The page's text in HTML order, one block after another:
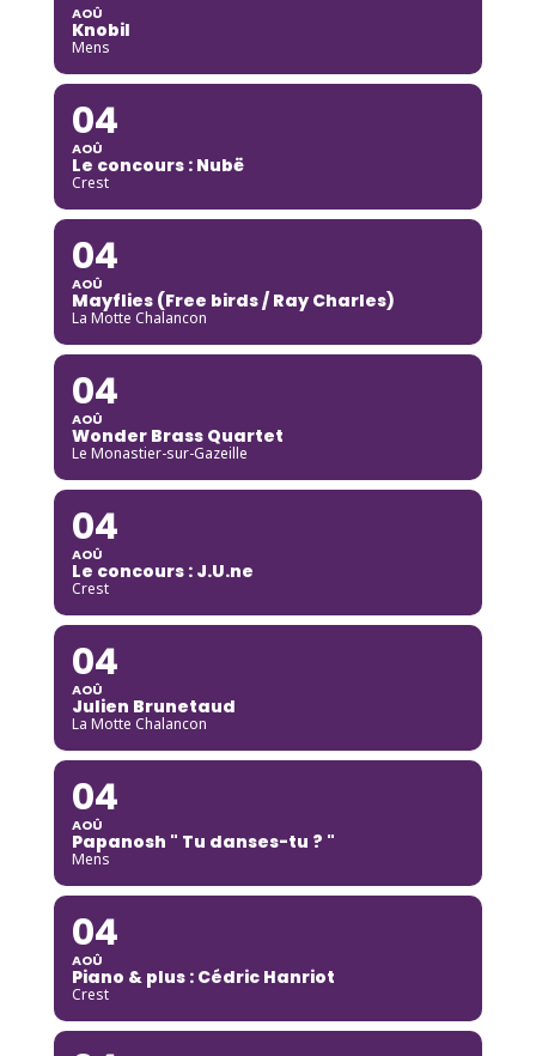
AOÛ
Knobil
Mens
04
AOÛ
Le concours : Nubë
Crest
04
AOÛ
Mayflies (Free birds / Ray Charles)
La Motte Chalancon
04
AOÛ
Wonder Brass Quartet
Le Monastier-sur-Gazeille
04
AOÛ
Le concours : J.U.ne
Crest
04
AOÛ
Julien Brunetaud
La Motte Chalancon
04
AOÛ
Papanosh " Tu danses-tu ? "
Mens
04
AOÛ
Piano & plus : Cédric Hanriot
Crest